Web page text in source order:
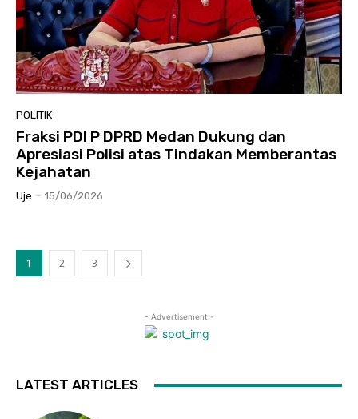
POLITIK
Fraksi PDI P DPRD Medan Dukung dan
Apresiasi Polisi atas Tindakan Memberantas
Kejahatan
Uje - 15/06/2026
1 2 3
- Advertisement -
LATEST ARTICLES